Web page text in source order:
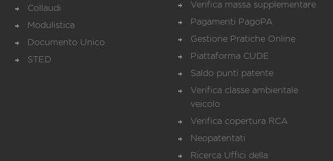
Collaudi
Modulistica
Documento Unico
STED
Verifica massa supplementare
Pagamenti PagoPA
Gestione Pratiche Online
Piattaforma CUDE
Saldo punti patente
Verifica classe ambientale
veicolo
Verifica copertura RCA
Neopatentati
Ricerca Uffici della